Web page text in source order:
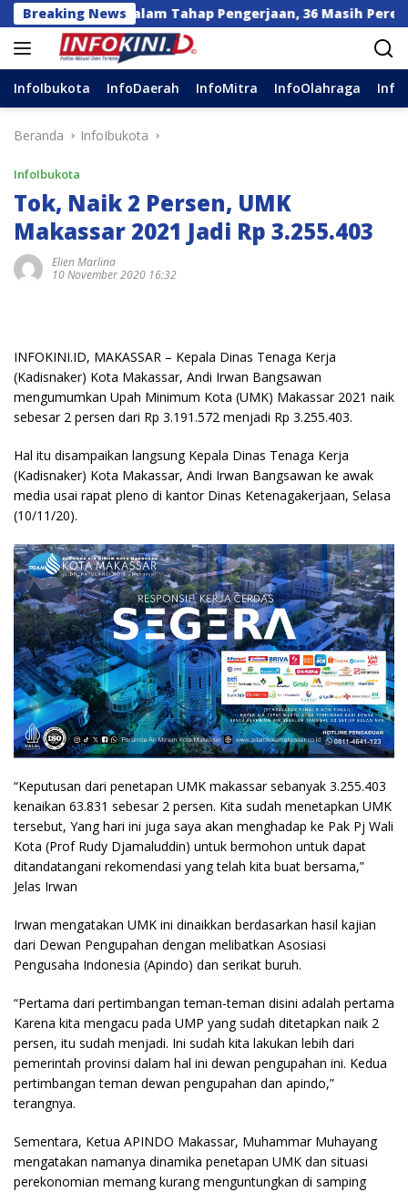
Langsung
ke
konten
Breaking News
Dalam Tahap Pengerjaan, 36 Masih Perencanaan
InfoIbukota InfoDaerah InfoMitra InfoOlahraga
Beranda InfoIbukota
InfoIbukota
Tok, Naik 2 Persen, UMK
Makassar 2021 Jadi Rp 3.255.403
Elien Marlina
10 November 2020 16:32
INFOKINI.ID, MAKASSAR – Kepala Dinas Tenaga Kerja
(Kadisnaker) Kota Makassar, Andi Irwan Bangsawan
mengumumkan Upah Minimum Kota (UMK) Makassar 2021 naik
sebesar 2 persen dari Rp 3.191.572 menjadi Rp 3.255.403.
Hal itu disampaikan langsung Kepala Dinas Tenaga Kerja
(Kadisnaker) Kota Makassar, Andi Irwan Bangsawan ke awak
media usai rapat pleno di kantor Dinas Ketenagakerjaan, Selasa
(10/11/20).
“Keputusan dari penetapan UMK makassar sebanyak 3.255.403
kenaikan 63.831 sebesar 2 persen. Kita sudah menetapkan UMK
tersebut, Yang hari ini juga saya akan menghadap ke Pak Pj Wali
Kota (Prof Rudy Djamaluddin) untuk bermohon untuk dapat
ditandatangani rekomendasi yang telah kita buat bersama,”
Jelas Irwan
Irwan mengatakan UMK ini dinaikkan berdasarkan hasil kajian
dari Dewan Pengupahan dengan melibatkan Asosiasi
Pengusaha Indonesia (Apindo) dan serikat buruh.
“Pertama dari pertimbangan teman-teman disini adalah pertama
Karena kita mengacu pada UMP yang sudah ditetapkan naik 2
persen, itu sudah menjadi. Ini sudah kita lakukan lebih dari
pemerintah provinsi dalam hal ini dewan pengupahan ini. Kedua
pertimbangan teman dewan pengupahan dan apindo,”
terangnya.
Sementara, Ketua APINDO Makassar, Muhammar Muhayang
mengatakan namanya dinamika penetapan UMK dan situasi
perekonomian memang kurang menguntungkan di samping